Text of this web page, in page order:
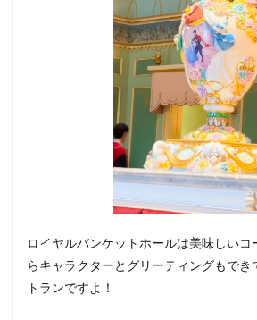
ロイヤルバンケットホールは美味しい
らキャラクターとグリーティングもでき
トランですよ！